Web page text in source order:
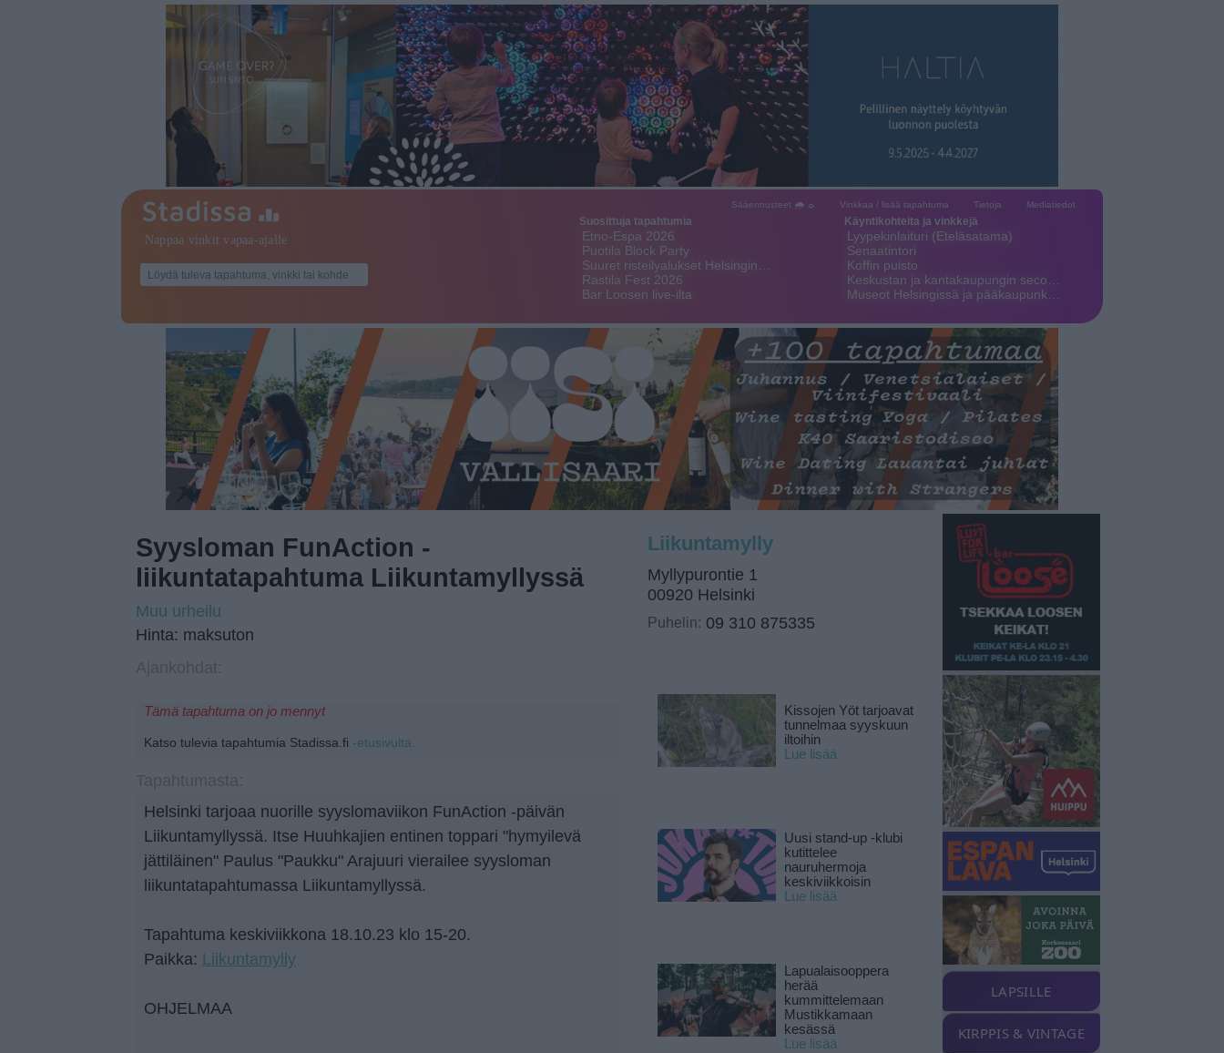
Sääennusteet 🌧 ☼ Vinkkaa / lisää tapahtuma Tietoja Mediatiedot
Suosittuja tapahtumia
Etno-Espa 2026
Puotila Block Party
Suuret risteilyalukset Helsingin…
Rastila Fest 2026
Bar Loosen live-ilta
Käyntikohteita ja vinkkejä
Lyypekinlaituri (Eteläsatama)
Senaatintori
Koffin puisto
Keskustan ja kantakaupungin seco…
Museot Helsingissä ja pääkaupunk…
Syysloman FunAction -
liikuntatapahtuma Liikuntamyllyssä
Muu urheilu
Hinta: maksuton
Tämä tapahtuma on jo mennyt
Katso tulevia tapahtumia Stadissa.fi -etusivulta.
Helsinki tarjoaa nuorille syyslomaviikon FunAction -päivän
Liikuntamyllyssä. Itse Huuhkajien entinen toppari "hymyilevä
jättiläinen" Paulus "Paukku" Arajuuri vierailee syysloman
liikuntatapahtumassa Liikuntamyllyssä.
Tapahtuma keskiviikkona 18.10.23 klo 15-20.
Paikka: Liikuntamylly
OHJELMAA
Liikuntamylly
Myllypurontie 1
00920 Helsinki
Puhelin: 09 310 875335
Kissojen Yöt tarjoavat
tunnelmaa syyskuun
iltoihin
Lue lisää
Uusi stand-up -klubi
kutittelee
nauruhermoja
keskiviikkoisin
Lue lisää
Lapualaisooppera
herää
kummittelemaan
Mustikkamaan
kesässä
Lue lisää
LAPSILLE
KIRPPIS & VINTAGE